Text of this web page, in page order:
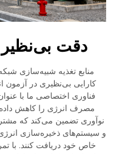
دقت
منابع تغذیه شبیه‌سازی
کارایی بی‌نظیری در آزمون
مصرف انرژی را کاهش
نوآوری تضمین می‌کند که
و سیستم‌های ذخیره‌سازی
خاص خود دریافت کنند. با